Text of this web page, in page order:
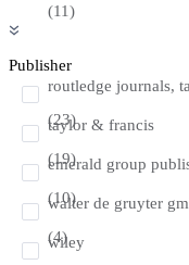
(11)
Publisher
routledge journals,
(23)
taylor & francis
(19)
emerald group
(10)
walter de gruyter
(4)
wiley